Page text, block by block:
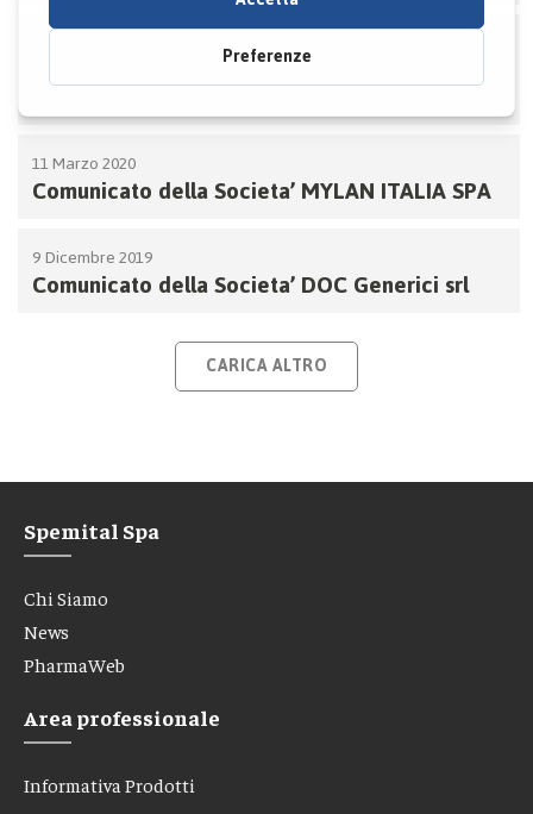
Comunicato della Societa’ LUNDBECK ITALIA
SPA
11 Marzo 2020
Comunicato della Societa’ MYLAN ITALIA SPA
9 Dicembre 2019
Comunicato della Societa’ DOC Generici srl
CARICA ALTRO
Spemital Spa
Chi Siamo
News
PharmaWeb
Area professionale
Informativa Prodotti